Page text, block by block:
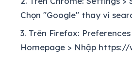
Chọn "Google" thay vì
Trên Firefox: Preferences
Homepage > Nhập